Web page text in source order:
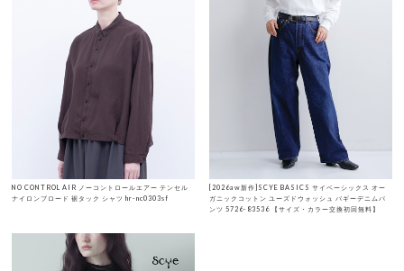
NO CONTROL AIR ノーコントロールエアー テンセル
ナイロンブロード 裾タック シャツ hr-nc0303sf
[2026aw新作]SCYE BASICS サイベーシックス オー
ガニックコットン ユーズドウォッシュ バギーデニムパ
ンツ 5726-83536 【サイズ・カラー交換初回無料】